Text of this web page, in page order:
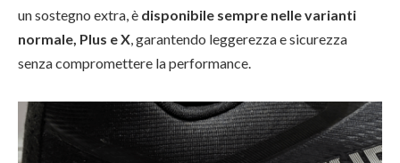
un sostegno extra, è disponibile sempre nelle varianti
normale, Plus e X, garantendo leggerezza e sicurezza
senza compromettere la performance.